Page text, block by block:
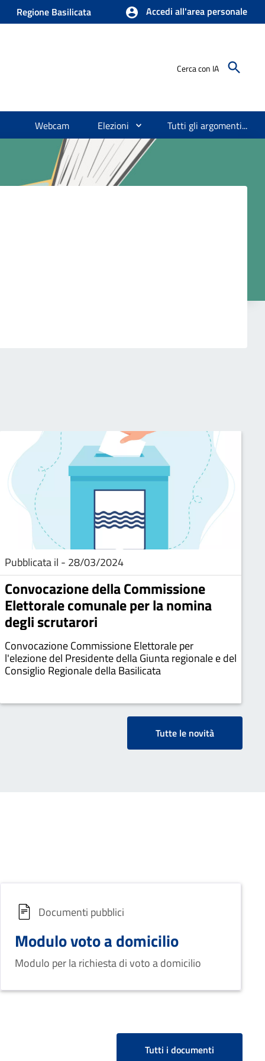
Regione Basilicata Accedi all'area personale
Cerca con IA
Webcam Elezioni Tutti gli argomenti...
Pubblicata il - 28/03/2024
Convocazione della Commissione
Elettorale comunale per la nomina
degli scrutarori
Convocazione Commissione Elettorale per
l'elezione del Presidente della Giunta regionale e del
Consiglio Regionale della Basilicata
Tutte le novità
Documenti pubblici
Modulo voto a domicilio
Modulo per la richiesta di voto a domicilio
Tutti i documenti